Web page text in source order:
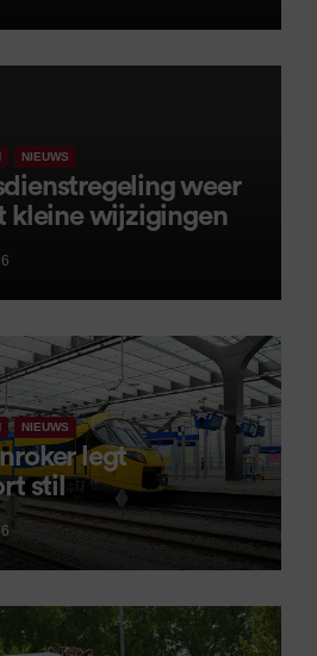
NIEUWS
weer
kleine wijzigingen
NIEUWS
legt
stil